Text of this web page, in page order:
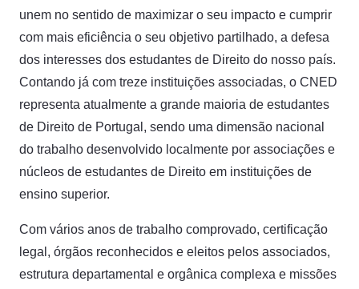
unem no sentido de maximizar o seu impacto e cumprir
com mais eficiência o seu objetivo partilhado, a defesa
dos interesses dos estudantes de Direito do nosso país.
Contando já com treze instituições associadas, o CNED
representa atualmente a grande maioria de estudantes
de Direito de Portugal, sendo uma dimensão nacional
do trabalho desenvolvido localmente por associações e
núcleos de estudantes de Direito em instituições de
ensino superior.
Com vários anos de trabalho comprovado, certificação
legal, órgãos reconhecidos e eleitos pelos associados,
estrutura departamental e orgânica complexa e missões